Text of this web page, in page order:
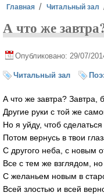
Вы здесь
Главная Читальный зал
А что же
Опубликовано: 29/07/
Читальный зал
А что же завтра? Завтра,
Другие руки с той же
Но я уйду, чтоб сделаться
Потом вернусь в твои
С другого неба, с новым
Все с тем же взглядом, но
С желаньем новым в
Всей злостью и всей